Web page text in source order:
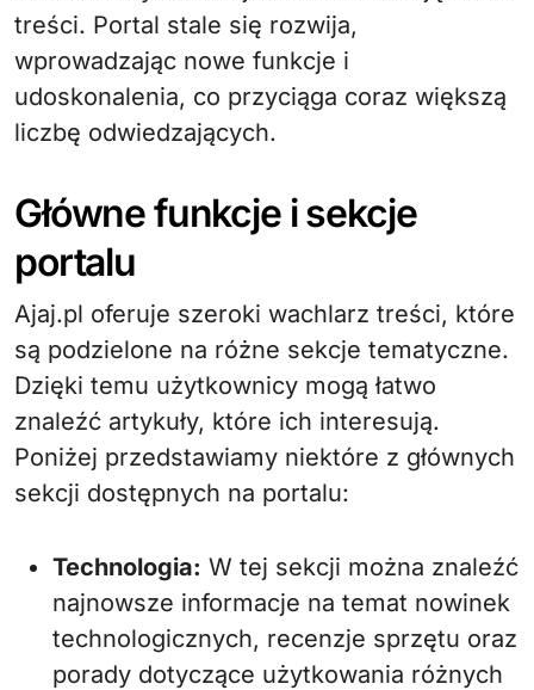
treści. Portal stale się rozwija,
wprowadzając nowe funkcje i
udoskonalenia, co przyciąga coraz większą
liczbę odwiedzających.
Główne funkcje i sekcje
portalu
Ajaj.pl oferuje szeroki wachlarz treści, które
są podzielone na różne sekcje tematyczne.
Dzięki temu użytkownicy mogą łatwo
znaleźć artykuły, które ich interesują.
Poniżej przedstawiamy niektóre z głównych
sekcji dostępnych na portalu:
Technologia: W tej sekcji można znaleźć
najnowsze informacje na temat nowinek
technologicznych, recenzje sprzętu oraz
porady dotyczące użytkowania różnych